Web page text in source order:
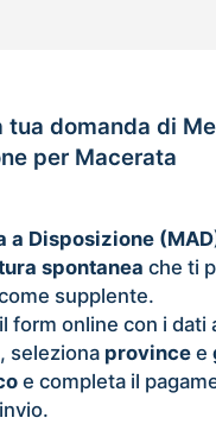
tua domanda di
per Macerata
a Disposizione
spontanea che ti
supplente.
form online con i dati
seleziona provincee
e completa il